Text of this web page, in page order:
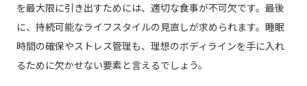
を最大限に引き出すためには、適切な食事が不可欠です。最後
に、持続可能なライフスタイルの見直しが求められます。睡眠
時間の確保やストレス管理も、理想のボディラインを手に入れ
るために欠かせない要素と言えるでしょう。